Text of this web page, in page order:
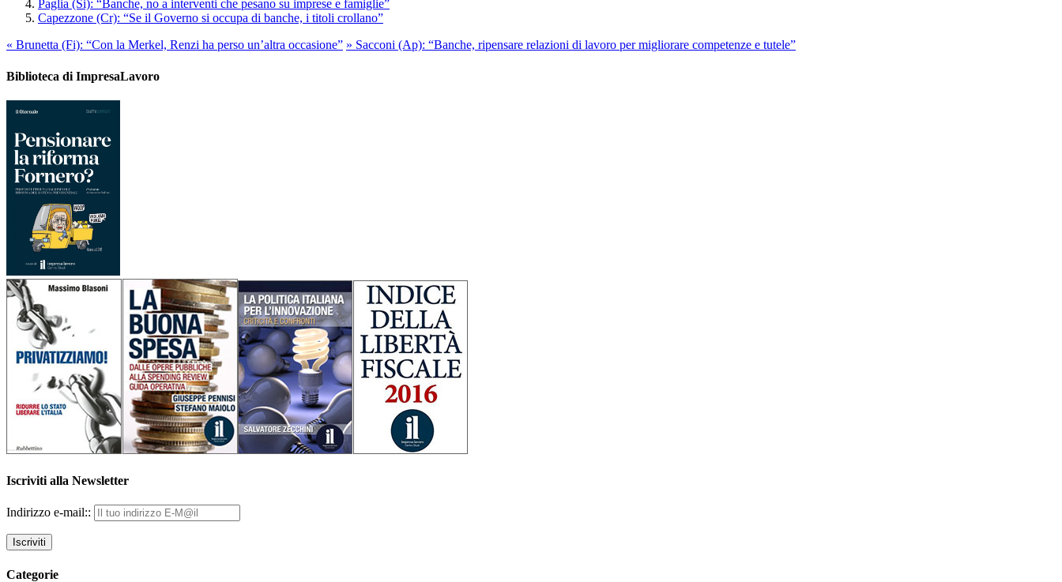
Paglia (Si): “Banche, no a interventi che pesano su imprese e famiglie”
Capezzone (Cr): “Se il Governo si occupa di banche, i titoli crollano”
« Brunetta (Fi): “Con la Merkel, Renzi ha perso un’altra occasione” » Sacconi (Ap): “Banche, ripensare relazioni di lavoro per migliorare competenze e tutele”
Biblioteca di ImpresaLavoro
Iscriviti alla Newsletter
Indirizzo e-mail::
Categorie